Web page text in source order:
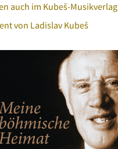
auch im Kubeš-Musikverlag
von Ladislav Kubeš